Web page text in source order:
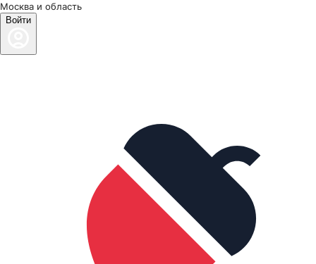
Москва и область
Войти